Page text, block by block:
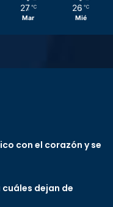
27 ℃
Mar
26 ℃
Mié
con el corazón y se
dejan de